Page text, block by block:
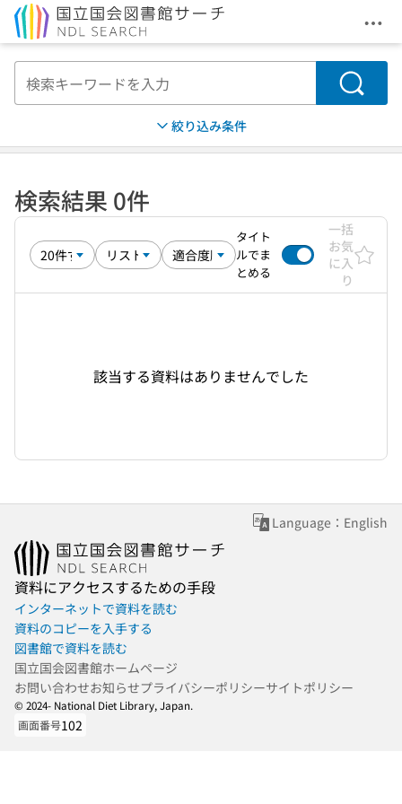
メ
検索
絞り込み条件
検索結果 0件
タイト
ルでま
とめる
一括
お気
に入
り
該当する資料はありませんでした
Language：English
資料にアクセスするための手段
インターネットで資料を読む
資料のコピーを入手する
図書館で資料を読む
国立国会図書館ホームページ
お問い合わせお知らせプライバシーポリシーサイトポリシー
© 2024- National Diet Library, Japan.
画面番号102